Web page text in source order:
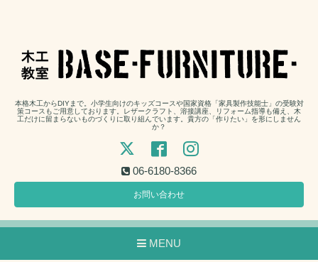
本格木工からDIYまで。小学生向けのキッズコースや国家資格「家具製作技能士」の受験対
策コースもご用意しております。レザークラフト、溶接講座、リフォーム指導も備え、木
工だけに留まらないものづくりに取り組んでいます。貴方の「作りたい」を形にしません
か？
06-6180-8366
お問い合わせ
MENU